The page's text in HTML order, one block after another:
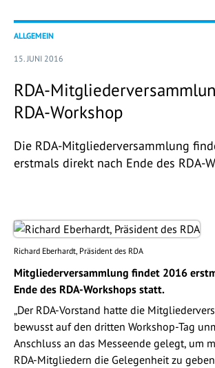
ALLGEMEIN
15. JUNI 2016
RDA-
RDA-Workshop
Die RDA-Mitgliederversammlung
erstmals direkt nach Ende des RDA-
Richard Eberhardt, Präsident des RDA
Mitgliederversammlung findet 2016
Ende des RDA-Workshops statt.
„Der RDA-Vorstand hatte die
bewusst auf den dritten Workshop-Tag
Anschluss an das Messeende gelegt, um
RDA-Mitgliedern die Gelegenheit zu